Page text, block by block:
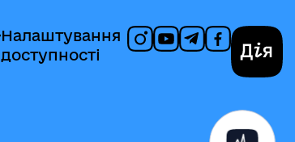
Налаштування
доступності